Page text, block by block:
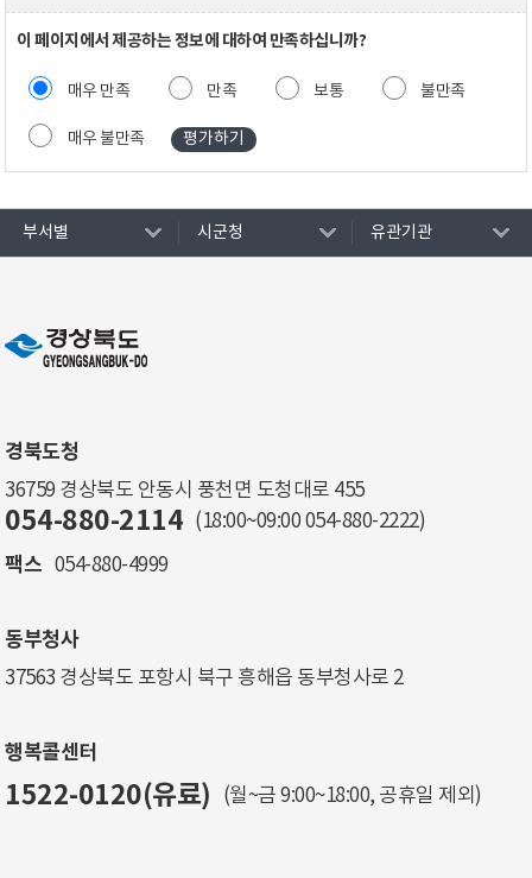
이 페이지에서 제공하는 정보에 대하여 만족하십니까?
매우 만족 만족 보통 불만족
매우 불만족
부서별 시군청 유관기관
경북도청
36759 경상북도 안동시 풍천면 도청대로 455
054-880-2114 (18:00~09:00 054-880-2222)
팩스 054-880-4999
동부청사
37563 경상북도 포항시 북구 흥해읍 동부청사로 2
행복콜센터
1522-0120(유료) (월~금 9:00~18:00, 공휴일 제외)